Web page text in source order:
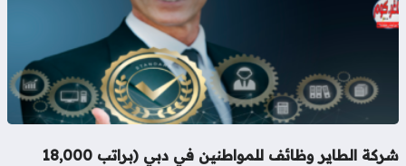
شركة الطاير وظائف للمواطنين في دبي (براتب 18,000